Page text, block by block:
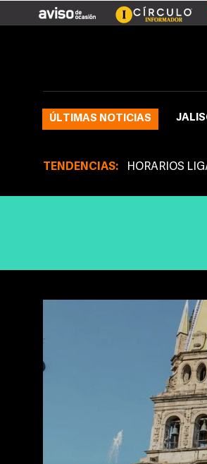
ÚLTIMAS NOTICIAS
TENDENCIAS: HORARIOS